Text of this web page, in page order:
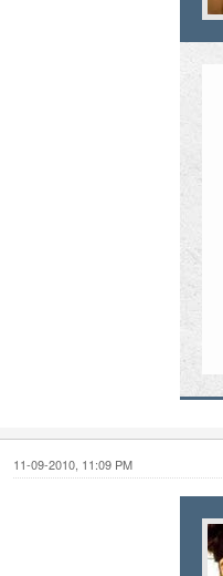
11-09-2010, 11:09 PM